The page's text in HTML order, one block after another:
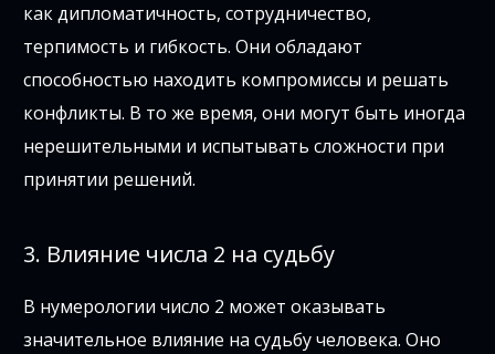
как дипломатичность, сотрудничество,
терпимость и гибкость. Они обладают
способностью находить компромиссы и решать
конфликты. В то же время, они могут быть иногда
нерешительными и испытывать сложности при
принятии решений.
3. Влияние числа 2 на судьбу
В нумерологии число 2 может оказывать
значительное влияние на судьбу человека. Оно